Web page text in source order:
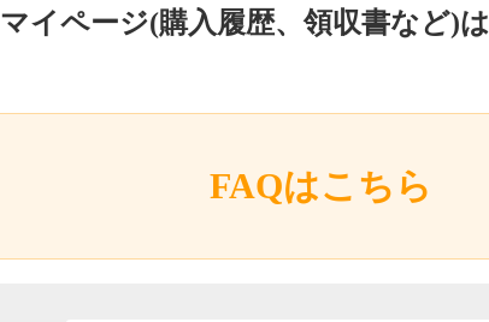
マイページ(購入履歴、領収書など)は
FAQはこちら